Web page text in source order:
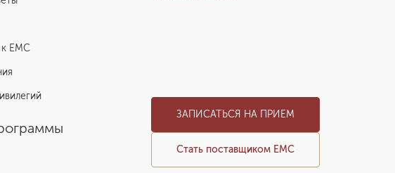
EMC
ЗАПИСАТЬСЯ НА ПРИЕМ
Стать поставщиком ЕМС